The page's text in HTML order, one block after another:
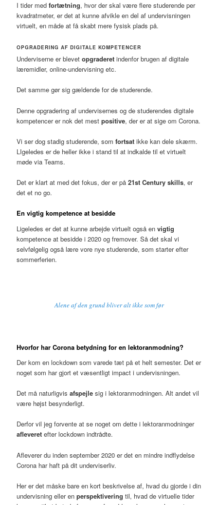
I tider medfortætning, hvor der skal være flere studerende per
kvadratmeter, er det at kunne afvikle en del af undervisningen
virtuelt, en måde at få skabt mere fysisk plads på.
OPGRADERING AF DIGITALE KOMPETENCER
Underviserne er blevet opgraderet indenfor brugen af digitale
læremidler, online-undervisning etc.
Det samme gør sig gældende for de studerende.
Denne opgradering af undervisernes og de studerendes digitale
kompetencer er nok det mestpositive, der er at sige om Corona.
Vi ser dog stadig studerende, somfortsat ikke kan dele skærm.
LIgeledes er de heller ikke i stand til at indkalde til et virtuelt
møde via Teams.
Det er klart at med det fokus, der er på21st Century skills, er
det et no go.
En vigtig kompetence at besidde
Ligeledes er det at kunne arbejde virtuelt også envigtig
kompetence at besidde i 2020 og fremover. Så det skal vi
selvfølgelig også lære vore nye studerende, som starter efter
sommerferien.
Alene af den grund bliver alt ikke som før
Hvorfor har Corona betydning for en lektoranmodning?
Der kom en lockdown som varede tæt på et helt semester. Det er
noget som har gjort et væsentligt impact i undervisningen.
Det må naturligvisafspejlesig i lektoranmodningen. Alt andet vil
være højst besynderligt.
Derfor vil jeg forvente at se noget om dette i lektoranmodninger
afleveret efter lockdown indtrådte.
Afleverer du inden september 2020 er det en mindre indflydelse
Corona har haft på dit underviserliv.
Her er det måske bare en kort beskrivelse af, hvad du gjorde i din
undervisning eller en perspektivering til, hvad de virtuelle tider